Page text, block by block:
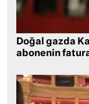
Doğal gazda
abonenin